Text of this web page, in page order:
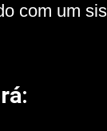
com um